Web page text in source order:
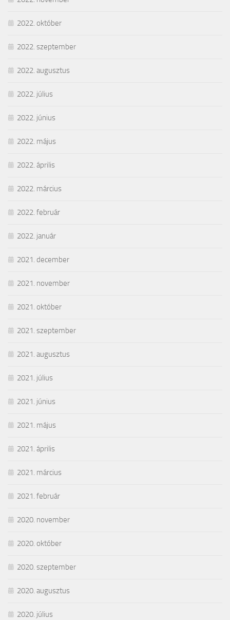
2022. október
2022. szeptember
2022. augusztus
2022. július
2022. június
2022. május
2022. április
2022. március
2022. február
2022. január
2021. december
2021. november
2021. október
2021. szeptember
2021. augusztus
2021. július
2021. június
2021. május
2021. április
2021. március
2021. február
2020. november
2020. október
2020. szeptember
2020. augusztus
2020. július